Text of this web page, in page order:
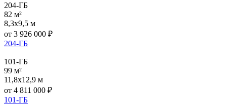
204-ГБ
82 м²
8,3x9,5 м
от 3 926 000 ₽
204-ГБ
101-ГБ
99 м²
11,8x12,9 м
от 4 811 000 ₽
101-ГБ